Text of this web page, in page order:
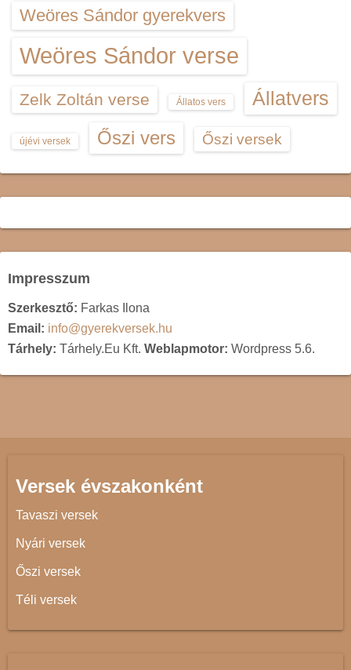
Weöres Sándor gyerekvers
Weöres Sándor verse
Zelk Zoltán verse Állatos vers Állatvers
újévi versek Őszi vers Őszi versek
Impresszum
Szerkesztő: Farkas Ilona
Email: info@gyerekversek.hu
Tárhely: Tárhely.Eu Kft. Weblapmotor: Wordpress 5.6.
Versek évszakonként
Tavaszi versek
Nyári versek
Őszi versek
Téli versek